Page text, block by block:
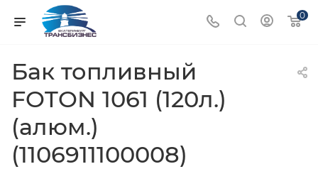
0
Бак топливный
FOTON 1061 (120л.)
(алюм.)
(1106911100008)